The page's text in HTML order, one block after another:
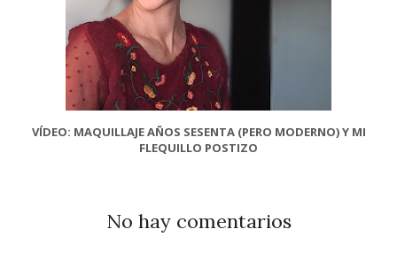
VÍDEO: MAQUILLAJE AÑOS SESENTA (PERO MODERNO) Y MI
FLEQUILLO POSTIZO
No hay comentarios